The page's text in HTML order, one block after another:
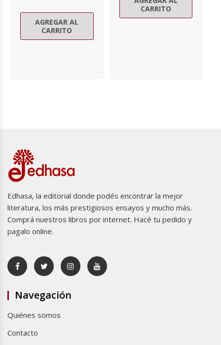
AGREGAR AL
CARRITO
CARRITO
Edhasa, la editorial donde podés encontrar la mejor
literatura, los más prestigiosos ensayos y mucho más.
Comprá nuestros libros por internet. Hacé tu pedido y
pagalo online.
Navegación
Quiénes somos
Contacto